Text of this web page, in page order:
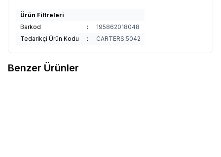
Ürün Filtreleri
Barkod
:
195862018048
Tedarikçi Ürün Kodu
: CARTERS.5042
Benzer Ürünler